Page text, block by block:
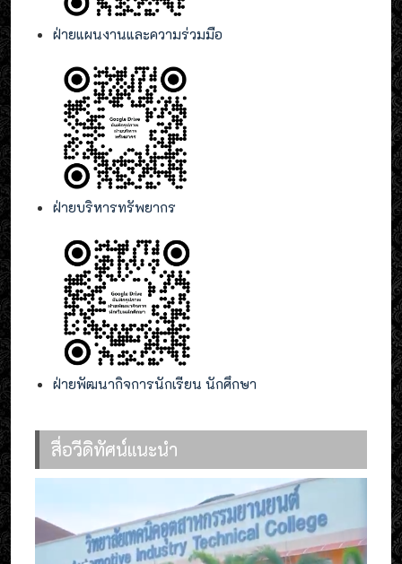
ฝ่ายแผนงานและความร่วมมือ
ฝ่ายบริหารทรัพยากร
ฝ่ายพัฒนากิจการนักเรียน นักศึกษา
สื่อวีดิทัศน์แนะนำ